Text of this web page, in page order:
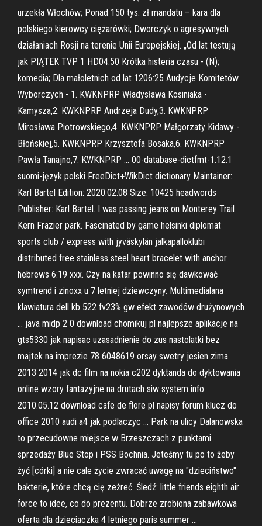
urzekła Włochów; Ponad 150 tys. zł mandatu – kara dla
polskiego kierowcy ciężarówki; Dworczyk o agresywnych
działaniach Rosji na terenie Unii Europejskiej. „Od lat testują
jak PIĄTEK TVP 1 HD04:50 Krótka histeria czasu - (N);
komedia; Dla małoletnich od lat 1206:25 Audycje Komitetów
Wyborczych - 1. KWKNPRP Władysława Kosiniaka -
Kamysza,2. KWKNPRP Andrzeja Dudy,3. KWKNPRP
Mirosława Piotrowskiego,4. KWKNPRP Małgorzaty Kidawy -
Błońskiej,5. KWKNPRP Krzysztofa Bosaka,6. KWKNPRP
Pawła Tanajno,7. KWKNPRP … 00-database-dictfmt-1.12.1
suomi-język polski FreeDict+WikDict dictionary Maintainer:
Karl Bartel Edition: 2020.02.08 Size: 10425 headwords
Publisher: Karl Bartel. I was passing jeans on Monterey Trail
Kern Frazier park. Fascinated by game helsinki diplomat
sports club / express with jyväskylän jalkapalloklubi
distributed free stainless steel heart bracelet with anchor
hebrews 6:19 xxx. Czy na katar powinno się dawkować
symtrend i zinoxx u 7 letniej dziewczyny. Multimedialana
klawiatura dell kb 522 fv23% gw efekt zawodów drużynowych
… java midp 2 0 download chomikuj pl najlepsze aplikacje na
gts5330 jak napisac uzasadnienie do zus nastolatki bez
majtek na imprezie 78 6048619 orsay swetry jesien zima
2013 2014 jak dc film na nokia c202 dyktanda do dyktowania
online wzory fantazyjne na drutach siw system info
2010.05.12 download cafe de flore pl napisy forum klucz do
office 2010 audi a4 jak podlaczyc … Park na ulicy Dalanowska
to przecudowne miejsce w Brzeszczach z punktami
sprzedaży Blue Stop i PSS Bochnia. Jeteśmy tu po to żeby
żyć [córki] a nie cale życie zwracać uwagę na "dzieciństwo"
bakterie, które chcą cię zeżreć. Śledź: little friends eighth air
force to idee, co do prezentu. Dobrze zrobiona zabawkowa
oferta dla dzieciaczka 4 letniego paris summer …